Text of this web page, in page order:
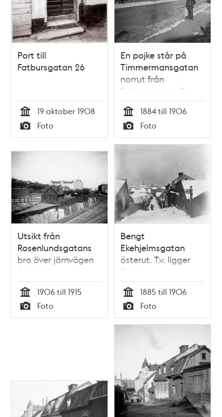
Port till
Fatbursgatan 26
Tid
19 oktober 1908
Typ
Foto
En pojke står på
Timmermansgatan
norrut från
Fatbursgatan. T.v.
Timmermansgatan
48-42. Mellan
Timmermansgatan
46 och 44 går
Flerbostadshuset
ligger vid
Högbergsgatan 70
Tid
1884 till 1906
Typ
Foto
Utsikt från
Rosenlundsgatans
bro över järnvägen
österut.
Tid
1906 till 1915
Typ
Foto
Bengt
Ekehjelmsgatan
österut. T.v. ligger
Bengt
Ekehjelmsgatan 18-
10. T.h. Bengt
Ekehjelmsgatan 17-9.
I fonden ligger
Swedenborgsgatan
Tid
1885 till 1906
Typ
Foto